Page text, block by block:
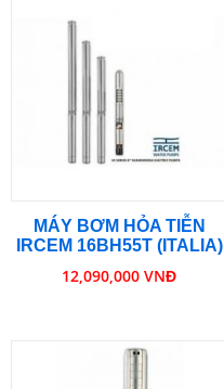
MÁY BƠM HỎA TIỄN
IRCEM 16BH55T (ITALIA)
12,090,000 VNĐ